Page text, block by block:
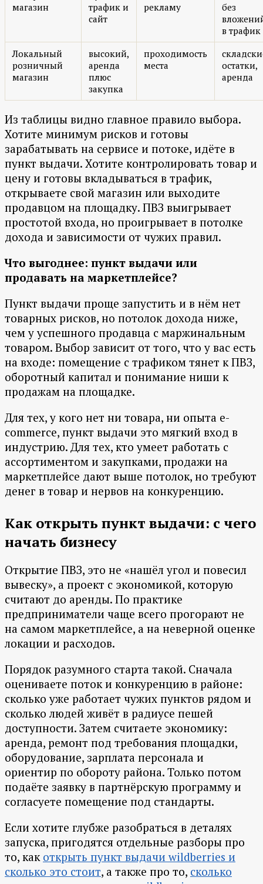
магазин
трафик и
сайт
рекламу
без
в трафик
Локальный
розничный
магазин
высокий,
аренда
плюс
закупка
проходимость
места
остатки,
аренда
Из таблицы видно главное правило выбора.
Хотите минимум рисков и готовы
зарабатывать на сервисе и потоке, идёте в
пункт выдачи. Хотите контролировать товар и
цену и готовы вкладываться в трафик,
открываете свой магазин или выходите
продавцом на площадку. ПВЗ выигрывает
простотой входа, но проигрывает в потолке
дохода и зависимости от чужих правил.
Что выгоднее: пункт выдачи или
продавать на маркетплейсе?
Пункт выдачи проще запустить и в нём нет
товарных рисков, но потолок дохода ниже,
чем у успешного продавца с маржинальным
товаром. Выбор зависит от того, что у вас есть
на входе: помещение с трафиком тянет к ПВЗ,
оборотный капитал и понимание ниши к
продажам на площадке.
Для тех, у кого нет ни товара, ни опыта e-
commerce, пункт выдачи это мягкий вход в
индустрию. Для тех, кто умеет работать с
ассортиментом и закупками, продажи на
маркетплейсе дают выше потолок, но требуют
денег в товар и нервов на конкуренцию.
Как открыть пункт выдачи: с чего
начать бизнесу
Открытие ПВЗ, это не «нашёл угол и повесил
вывеску», а проект с экономикой, которую
считают до аренды. По практике
предприниматели чаще всего прогорают не
на самом маркетплейсе, а на неверной оценке
локации и расходов.
Порядок разумного старта такой. Сначала
оцениваете поток и конкуренцию в районе:
сколько уже работает чужих пунктов рядом и
сколько людей живёт в радиусе пешей
доступности. Затем считаете экономику:
аренда, ремонт под требования площадки,
оборудование, зарплата персонала и
ориентир по обороту района. Только потом
подаёте заявку в партнёрскую программу и
согласуете помещение под стандарты.
Если хотите глубже разобраться в деталях
запуска, пригодятся отдельные разборы про
то, как открыть пункт выдачи wildberries и
сколько это стоит, а также про то, сколько